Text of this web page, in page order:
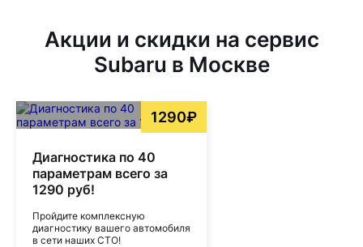
Акции и скидки на сервис
Subaru в Москве
1290₽
Диагностика по 40
параметрам всего за
1290 руб!
Пройдите комплексную
диагностику вашего автомобиля
в сети наших СТО!